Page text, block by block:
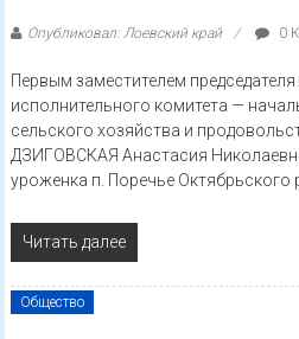
Опубликовал: Лоевский край 0
Первым заместителем
исполнительного комитета —
сельского хозяйства и
ДЗИГОВСКАЯ Анастасия
уроженка п. Поречье Октябрьского
Читать далее
Общество